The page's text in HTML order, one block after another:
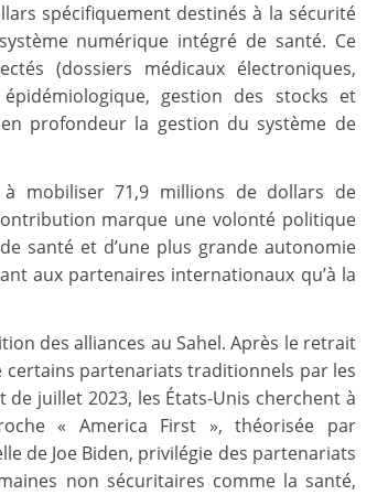
spécifiquement destinés à la sécurité
numérique intégré de santé. Ce
(dossiers médicaux électroniques,
gestion des stocks et
profondeur la gestion du système de
à mobiliser 71,9 millions de dollars de
marque une volonté politique
santé et d’une plus grande autonomie
aux partenaires internationaux qu’à la
des alliances au Sahel. Après le retrait
certains partenariats traditionnels par les
juillet 2023, les États-Unis cherchent à
« America First », théorisée par
de Joe Biden, privilégie des partenariats
non sécuritaires comme la santé,